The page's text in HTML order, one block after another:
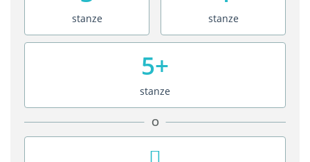
stanze stanze
5+
stanze
O